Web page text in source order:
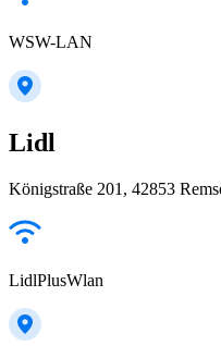
WSW-LAN
Lidl
Königstraße 201, 42853
LidlPlusWlan